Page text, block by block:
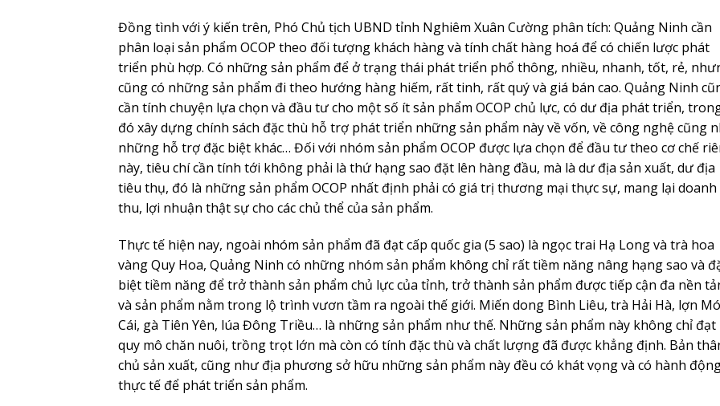
Đồng tình với ý kiến trên, Phó Chủ tịch UBND tỉnh Nghiêm Xuân Cường phân tích: Quảng Ninh cần
phân loại sản phẩm OCOP theo đối tượng khách hàng và tính chất hàng hoá để có chiến lược phát
triển phù hợp. Có những sản phẩm để ở trạng thái phát triển phổ thông, nhiều, nhanh, tốt, rẻ,
cũng có những sản phẩm đi theo hướng hàng hiếm, rất tinh, rất quý và giá bán cao. Quảng Ninh
cần tính chuyện lựa chọn và đầu tư cho một số ít sản phẩm OCOP chủ lực, có dư địa phát triển,
đó xây dựng chính sách đặc thù hỗ trợ phát triển những sản phẩm này về vốn, về công nghệ cũng
những hỗ trợ đặc biệt khác… Đối với nhóm sản phẩm OCOP được lựa chọn để đầu tư theo cơ chế
này, tiêu chí cần tính tới không phải là thứ hạng sao đặt lên hàng đầu, mà là dư địa sản xuất, dư địa
tiêu thụ, đó là những sản phẩm OCOP nhất định phải có giá trị thương mại thực sự, mang lại doanh
thu, lợi nhuận thật sự cho các chủ thể của sản phẩm.
Thực tế hiện nay, ngoài nhóm sản phẩm đã đạt cấp quốc gia (5 sao) là ngọc trai Hạ Long và trà hoa
vàng Quy Hoa, Quảng Ninh có những nhóm sản phẩm không chỉ rất tiềm năng nâng hạng sao và
biệt tiềm năng để trở thành sản phẩm chủ lực của tỉnh, trở thành sản phẩm được tiếp cận đa nền
và sản phẩm nằm trong lộ trình vươn tầm ra ngoài thế giới. Miến dong Bình Liêu, trà Hải Hà, lợn
Cái, gà Tiên Yên, lúa Đông Triều… là những sản phẩm như thế. Những sản phẩm này không chỉ đạt
quy mô chăn nuôi, trồng trọt lớn mà còn có tính đặc thù và chất lượng đã được khẳng định. Bản
chủ sản xuất, cũng như địa phương sở hữu những sản phẩm này đều có khát vọng và có hành
thực tế để phát triển sản phẩm.